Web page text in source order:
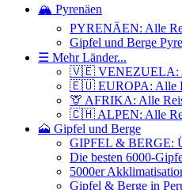
🏔️ Pyrenäen
PYRENÄEN: Alle
Gipfel und Berge
☰ Mehr Länder...
🇻🇪 VENEZUELA:
🇪🇺 EUROPA: Alle
🦒 AFRIKA: Alle
🇨🇭 ALPEN: Alle
🗻 Gipfel und Berge
GIPFEL & BERGE:
Die besten 6000-
5000er
Gipfel & Berge in